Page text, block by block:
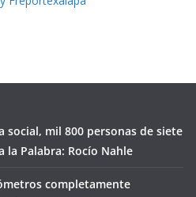
social, mil 800 personas de siete
la Palabra: Rocío Nahle
completamente